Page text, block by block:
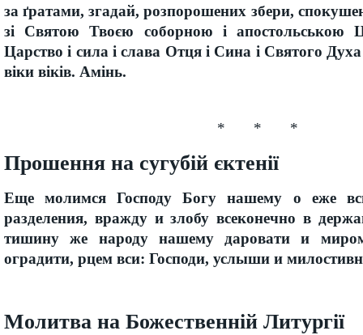
за ґратами, згадай, розпорошених збери,
зі Святою Твоєю соборною і апостольською
Царство і сила і слава Отця і Сина і Святого Духа
віки віків. Амінь.
* * *
Прошення на сугубій єктенії
Еще молимся Господу Богу нашему о еже
разделения, вражду и злобу всеконечно в
тишину же народу нашему даровати и
оградити, рцем вси: Господи, услыши и
Молитва на Божественній Литургії